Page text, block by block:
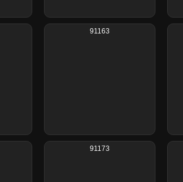
91163
91173